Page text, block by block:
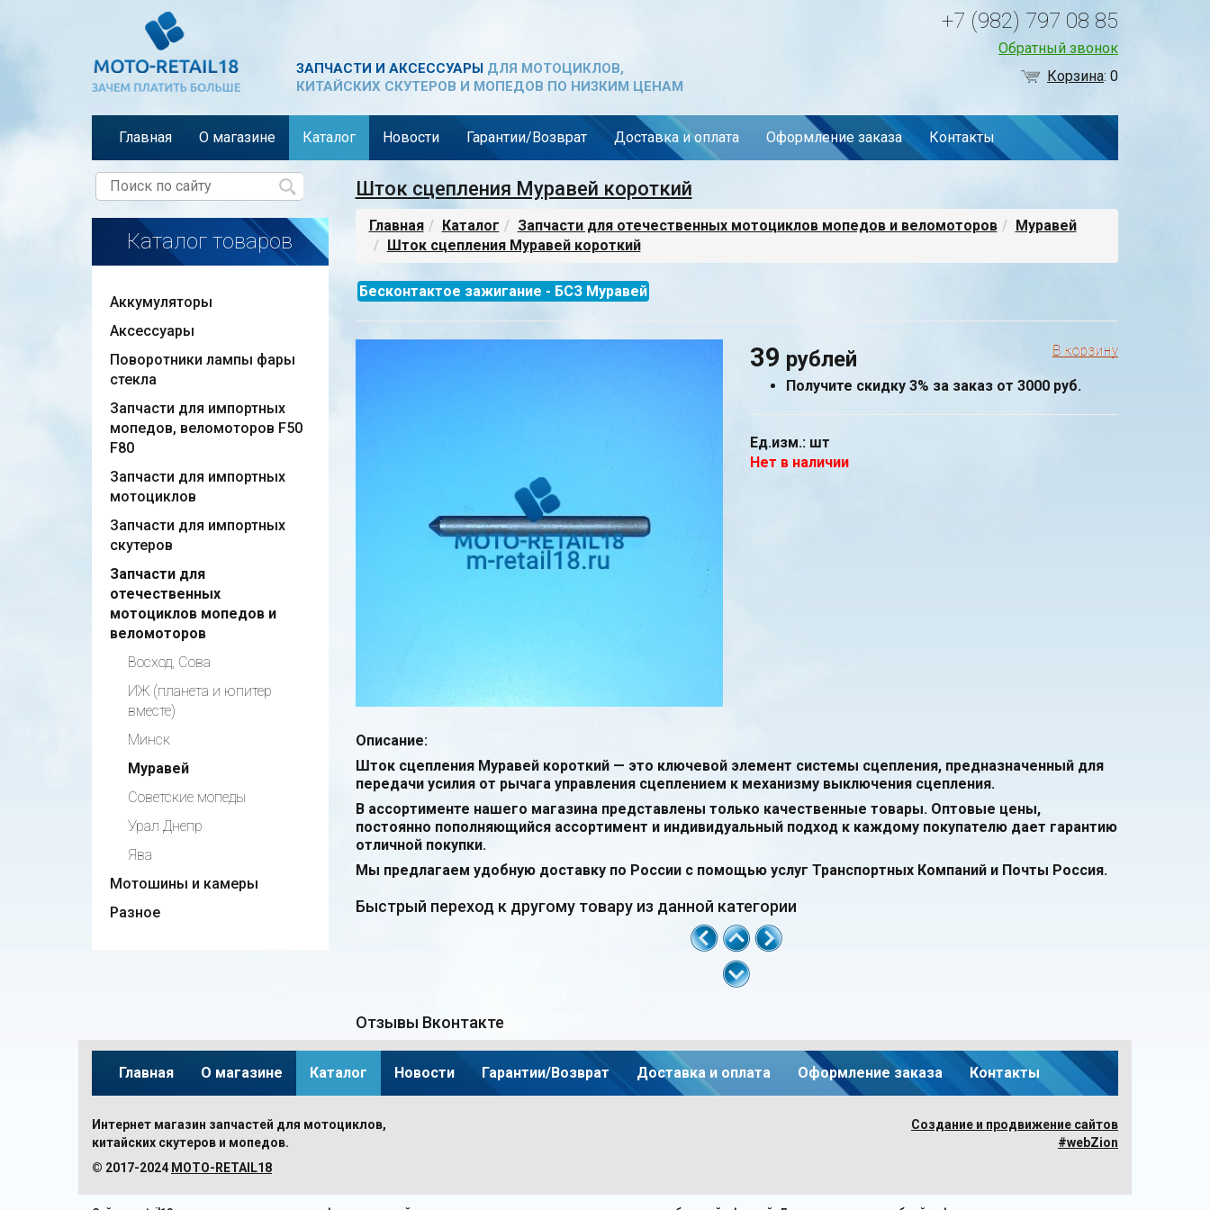
ЗАПЧАСТИ И АКСЕССУАРЫДЛЯ МОТОЦИКЛОВ,
КИТАЙСКИХ СКУТЕРОВ И МОПЕДОВ ПО НИЗКИМ ЦЕНАМ
+7 (982) 797 08 85
Обратный звонок
Корзина: 0
Главная О магазине Каталог Новости Гарантии/Возврат Доставка и оплата Оформление заказа Контакты
Каталог товаров
Аккумуляторы
Аксессуары
Поворотники лампы фары
стекла
Запчасти для импортных
мопедов, веломоторов F50
F80
Запчасти для импортных
мотоциклов
Запчасти для импортных
скутеров
Запчасти для
отечественных
мотоциклов мопедов и
веломоторов
Восход, Сова
ИЖ (планета и юпитер
вместе)
Минск
Муравей
Советские мопеды
Урал Днепр
Ява
Мотошины и камеры
Разное
Шток сцепления Муравей короткий
Главная Каталог Запчасти для отечественных мотоциклов мопедов и веломоторов
Муравей
Шток сцепления Муравей короткий
Бесконтактое зажигание - БСЗ Муравей
39 рублей
Получите скидку 3% за заказ от 3000 руб.
Ед.изм.: шт
Нет в наличии
Описание:
Шток сцепления Муравей короткий — это ключевой элемент системы сцепления, предназначенный для
передачи усилия от рычага управления сцеплением к механизму выключения сцепления.
В ассортименте нашего магазина представлены только качественные товары. Оптовые цены,
постоянно пополняющийся ассортимент и индивидуальный подход к каждому покупателю дает гарантию
отличной покупки.
Мы предлагаем удобную доставку по России с помощью услуг Транспортных Компаний и Почты Россия.
Быстрый переход к другому товару из данной категории
Отзывы Вконтакте
Главная О магазине Каталог Новости Гарантии/Возврат Доставка и оплата Оформление заказа Контакты
Интернет магазин запчастей для мотоциклов,
китайских скутеров и мопедов.
© 2017-2024 MOTO-RETAIL18
Создание и продвижение сайтов
#webZion